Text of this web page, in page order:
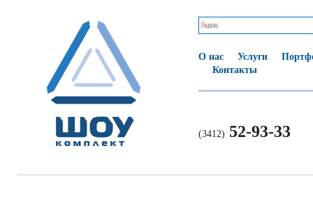
О нас Услуги
Контакты
(3412) 52-93-33